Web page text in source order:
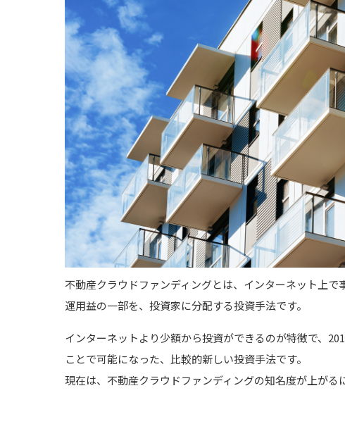
不動産クラウドファンディングとは、インターネット上
運用益の一部を、投資家に分配する投資手法です。
インターネットより少額から投資ができるのが特徴で、
ことで可能になった、比較的新しい投資手法です。
現在は、不動産クラウドファンディングの知名度が上がる